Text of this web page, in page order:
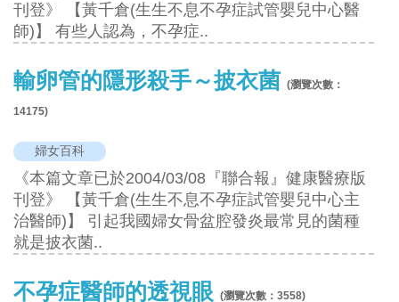
刊登》 【黃千倉(生生不息不孕症試管嬰兒中心醫
師)】 有些人認為，不孕症..
輸卵管的隱形殺手～披衣菌 (瀏覽次數：
14175)
婦女百科
《本篇文章已於2004/03/08『聯合報』健康醫療版
刊登》 【黃千倉(生生不息不孕症試管嬰兒中心主
治醫師)】 引起我國婦女骨盆腔發炎最常見的菌種
就是披衣菌..
不孕症醫師的透視眼 (瀏覽次數：3558)